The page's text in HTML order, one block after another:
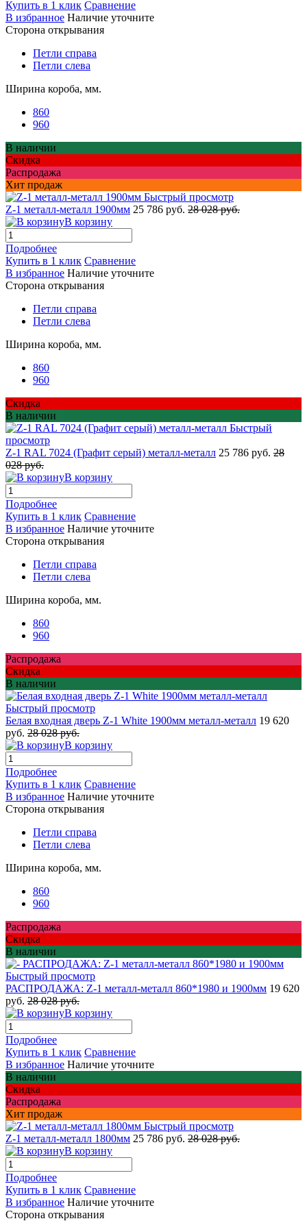
Купить в 1 клик Сравнение
В избранное Наличие уточните
Сторона открывания
Петли справа
Петли слева
Ширина короба, мм.
860
960
В наличии
Скидка
Распродажа
Хит продаж
Быстрый просмотр
Z-1 металл-металл 1900мм 25 786 руб. 28 028 руб.
В корзину
Подробнее
Купить в 1 клик Сравнение
В избранное Наличие уточните
Сторона открывания
Петли справа
Петли слева
Ширина короба, мм.
860
960
Скидка
В наличии
Быстрый
просмотр
Z-1 RAL 7024 (Графит серый) металл-металл 25 786 руб. 28
028 руб.
В корзину
Подробнее
Купить в 1 клик Сравнение
В избранное Наличие уточните
Сторона открывания
Петли справа
Петли слева
Ширина короба, мм.
860
960
Распродажа
Скидка
В наличии
Быстрый просмотр
Белая входная дверь Z-1 White 1900мм металл-металл 19 620
руб. 28 028 руб.
В корзину
Подробнее
Купить в 1 клик Сравнение
В избранное Наличие уточните
Сторона открывания
Петли справа
Петли слева
Ширина короба, мм.
860
960
Распродажа
Скидка
В наличии
Быстрый просмотр
РАСПРОДАЖА: Z-1 металл-металл 860*1980 и 1900мм 19 620
руб. 28 028 руб.
В корзину
Подробнее
Купить в 1 клик Сравнение
В избранное Наличие уточните
В наличии
Скидка
Распродажа
Хит продаж
Быстрый просмотр
Z-1 металл-металл 1800мм 25 786 руб. 28 028 руб.
В корзину
Подробнее
Купить в 1 клик Сравнение
В избранное Наличие уточните
Сторона открывания